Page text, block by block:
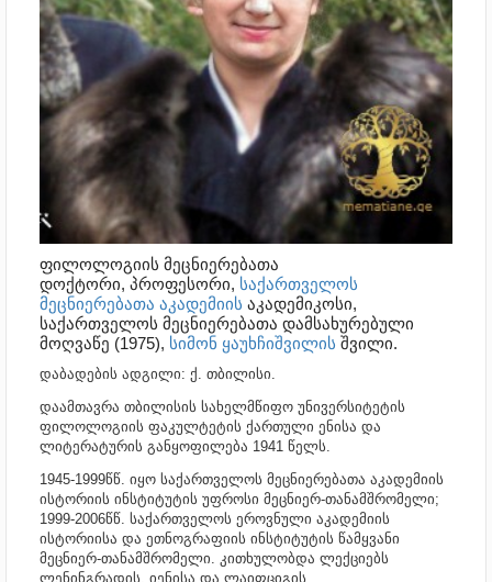
ფილოლოგიის მეცნიერებათა
დოქტორი, პროფესორი, საქართველოს
მეცნიერებათა აკადემიის აკადემიკოსი,
საქართველოს მეცნიერებათა დამსახურებული
მოღვაწე (1975), სიმონ ყაუხჩიშვილის შვილი.
დაბადების ადგილი: ქ. თბილისი.
დაამთავრა თბილისის სახელმწიფო უნივერსიტეტის
ფილოლოგიის ფაკულტეტის ქართული ენისა და
ლიტერატურის განყოფილება 1941 წელს.
1 945-1999წწ. იყო საქართველოს მეცნიერებათა აკადემიის
ისტორიის ინსტიტუტის უფროსი მეცნიერ-თანამშრომელი;
1999-2006წწ. საქართველოს ეროვნული აკადემიის
ისტორიისა და ეთნოგრაფიის ინსტიტუტის წამყვანი
მეცნიერ-თანამშრომელი. კითხულობდა ლექციებს
ლენინგრადის, იენისა და ლაიფციგის